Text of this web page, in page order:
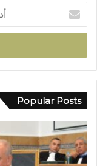
ر
م
ا
إ
خ
ب
ر
ك
ا
ل
إ
ل
Popular Posts